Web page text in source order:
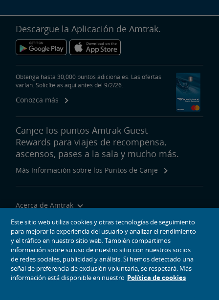
Descargue la Aplicación de Amtrak.
Obtenga hasta 30,000 puntos adicionales. Las ofertas
varían. Solicítelas aquí antes del 9/2/26.
Conozca más
Canjee los puntos Amtrak Guest
Rewards para viajes de recompensa,
ascensos, pases a la sala y mucho más.
Más Información sobre los Puntos de Canje
Acerca de Amtrak
Viajar con Nosotros
Herramientas del Sitio
iconos de medios sociales
Este sitio web utiliza cookies y otras tecnologías de seguimiento
para mejorar la experiencia del usuario y analizar el rendimiento
y el tráfico en nuestro sitio web. También compartimos
información sobre su uso de nuestro sitio con nuestros socios
de redes sociales, publicidad y análisis. Si hemos detectado una
señal de preferencia de exclusión voluntaria, se respetará. Más
información está disponible en nuestro Política de cookies